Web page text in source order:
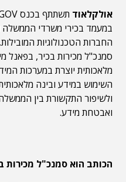
אולקלאוד
במעמד בכירי משרדי הממשלה
החברות הטכנולוגיות
סמנכ"ל מכירות בכיר, בפאנל
מלאכותית יוצרת במערכות
השימוש במידע ובינה
ולשיפור התקשורת בין
ואבטחת מידע.
הכותב הוא סמנכ"ל מכירות